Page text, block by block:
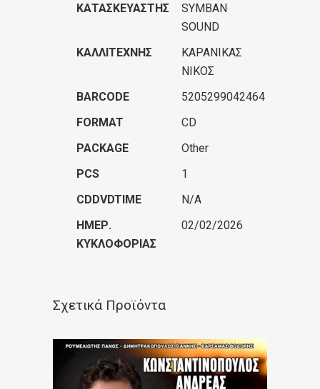
ΚΑΤΑΣΚΕΥΑΣΤΉΣ
SYMBAN
SOUND
ΚΑΛΛΙΤΈΧΝΗΣ
ΚΑΡΑΝΙΚΑΣ
ΝΙΚΟΣ
BARCODE
5205299042464
FORMAT
CD
PACKAGE
Other
PCS
1
CDDVDTIME
N/A
ΗΜΕΡ.
ΚΥΚΛΟΦΟΡΊΑΣ
02/02/2026
Σχετικά Προϊόντα